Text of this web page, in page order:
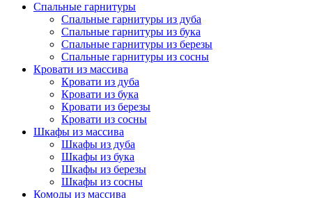
Спальные гарнитуры
Спальные гарнитуры из дуба
Спальные гарнитуры из бука
Спальные гарнитуры из березы
Спальные гарнитуры из сосны
Кровати из массива
Кровати из дуба
Кровати из бука
Кровати из березы
Кровати из сосны
Шкафы из массива
Шкафы из дуба
Шкафы из бука
Шкафы из березы
Шкафы из сосны
Комоды из массива